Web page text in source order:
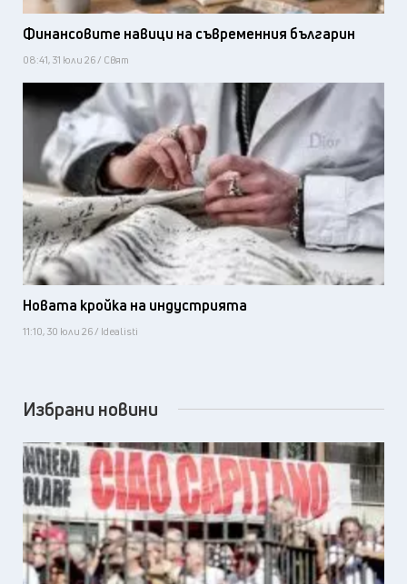
Финансовите навици на съвременния българин
08:41, 31 юли 26 / Свят
Новата кройка на индустрията
11:10, 30 юли 26 / Idealisti
Избрани новини